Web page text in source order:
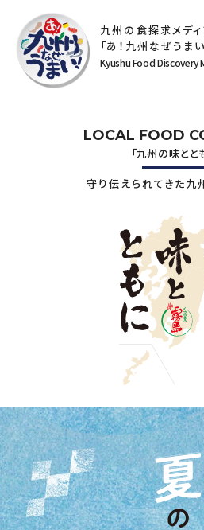
九州の食探求メデ
「あ！九州なぜうまい
Kyushu Food Discovery
LOCAL FOOD
「九州の味とと
守り伝えられてきた九